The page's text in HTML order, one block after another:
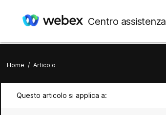
Centro assistenza
Home / Articolo
Questo articolo si applica a: